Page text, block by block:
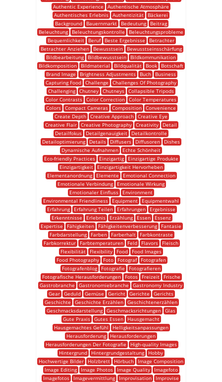
Authentic Experience
Authentische Atmosphäre
Authentisches Erlebnis Authentizität
Bäckerei
Background
Bauernmarkt Bedeutung
Beitrag
Beleuchtung
Beleuchtungskontrolle
Beleuchtungsprobleme
Bequemlichkeit
Beruf Beste Ergebnisse
Betrachter
Betrachter Anziehen
Bewusstsein
Bewusstseinsschärfung
Bildbearbeitung
Bildbewusstsein
Bildkommunikation
Bildkomposition
Bildmaterial Bildqualität Book
Botschaft
Brand Image
Brightness Adjustments Buch
Business
Capturing Food Challenge
Challenges Of Photography
Challenging Chutney Chutneys Collapsible Tripods
Color Contrasts Color Correction Color Temperatures
Colors Compact Cameras Composition Convenience
Create Depth Creative Approach Creative Eye
Creative Flair Creative Photography Creativity
Detail
Detailfokus
Detailgenauigkeit
Detailkontrolle
Detailoptimierung
Details Diffusers Diffusoren
Dishes
Dynamische Aufnahmen
Echte Schönheit
Eco-friendly Practices
Einzigartig
Einzigartige Produkte
Einzigartigkeit
Einzigartigkeit Hervorheben
Elementanordnung
Elemente
Emotional Connection
Emotionale Verbindung
Emotionale Wirkung
Emotionaler Einfluss
Environment
Environmental Friendliness
Equipment
Equipmentwahl
Erfahrung
Erfahrung Teilen Erfahrungen
Ergebnisse
Erkenntnisse
Erlebnis Erzählung Essen
Essenz
Expertise
Fähigkeiten Fähigkeitenverbesserung
Fantasie
Farbdarstellung
Farben Farberhalt
Farbkontraste
Farbkorrektur
Farbtemperaturen Feld Flavors
Fleisch
Flexibilität
Flexibility Food
Food Images
Food Photography
Foto Fotograf
Fotografen
Fotografenblog
Fotografie
Fotografieren
Fotografische Herausforderungen
Fotos Freizeit
Frische
Gastrobranche
Gastronomiebranche
Gastronomy Industry
Gear Geduld Gemüse Gericht Gerichte
Gerichts
Geschichte
Geschichte Erzählen Geschichtenerzählen
Geschmacksdarstellung Geschmacksrichtungen Glas
Gute Praxis
Gutes Essen
Hausgemacht
Hausgemachtes Gefühl
Helligkeitsanpassungen
Herausforderung
Herausforderungen
Herausforderungen Der Fotografie
High-quality Images
Hintergrund
Hintergrundgestaltung
Hobby
Hochwertige Bilder
Holzbrett Hörbuch
Image Composition
Image Editing
Image Photos Image Quality
Imagefoto
Imagefotos
Imagevermittlung Improvisation
Improvise